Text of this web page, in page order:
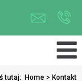
tutaj: Home > Kontakt